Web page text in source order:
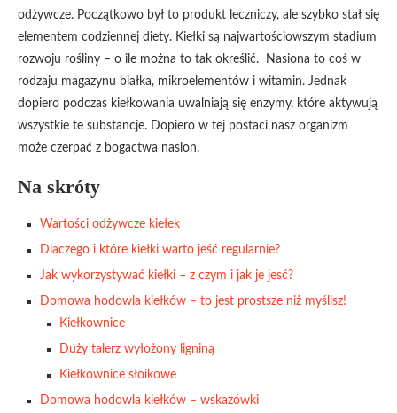
odżywcze. Początkowo był to produkt leczniczy, ale szybko stał się
elementem codziennej diety. Kiełki są najwartościowszym stadium
rozwoju rośliny – o ile można to tak określić. Nasiona to coś w
rodzaju magazynu białka, mikroelementów i witamin. Jednak
dopiero podczas kiełkowania uwalniają się enzymy, które aktywują
wszystkie te substancje. Dopiero w tej postaci nasz organizm
może czerpać z bogactwa nasion.
Na skróty
Wartości odżywcze kiełek
Dlaczego i które kiełki warto jeść regularnie?
Jak wykorzystywać kiełki – z czym i jak je jesć?
Domowa hodowla kiełków – to jest prostsze niż myślisz!
Kiełkownice
Duży talerz wyłożony ligniną
Kiełkownice słoikowe
Domowa hodowla kiełków – wskazówki